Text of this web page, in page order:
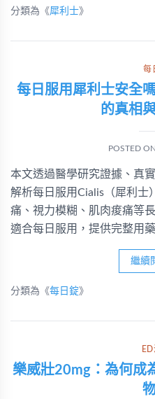
分類為《犀利士》
每
每日服用犀利士安全
的真相
POSTED ON
本文透過醫學研究證據、真
解析每日服用Cialis（犀利士
痛、視力模糊、肌肉痠痛等
適合每日服用，提供完整用
繼續
分類為《每日錠》
樂威壯20mg：為何成